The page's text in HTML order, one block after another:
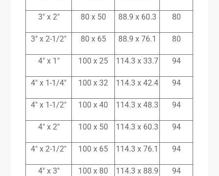
3″ x 2″ 80 x 50 88.9 x 60.3 80
3″ x 2-1/2″ 80 x 65 88.9 x 76.1 80
4″ x 1″ 100 x 25 114.3 x 33.7 94
4″ x 1-1/4″ 100 x 32 114.3 x 42.4 94
4″ x 1-1/2″ 100 x 40 114.3 x 48.3 94
4″ x 2″ 100 x 50 114.3 x 60.3 94
4″ x 2-1/2″ 100 x 65 114.3 x 76.1 94
4″ x 3″ 100 x 80 114.3 x 88.9 94